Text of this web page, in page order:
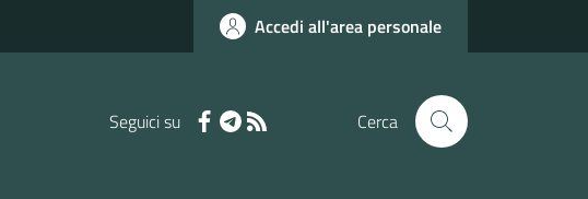
Accedi all'area personale
Seguici su Cerca